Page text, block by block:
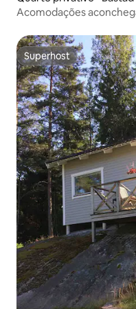
Acomodações
Superhost
Superhost